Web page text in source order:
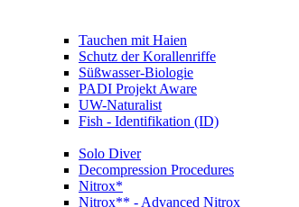
Tauchen mit Haien
Schutz der Korallenriffe
Süßwasser-Biologie
PADI Projekt Aware
UW-Naturalist
Fish - Identifikation (ID)
Solo Diver
Decompression Procedures
Nitrox*
Nitrox** - Advanced Nitrox